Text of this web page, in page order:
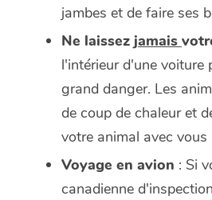
jambes et de faire ses
Ne laissez jamais
l'intérieur d'une voiture
grand danger. Les
de coup de chaleur et
votre animal avec
Voyage en avion : Si
canadienne